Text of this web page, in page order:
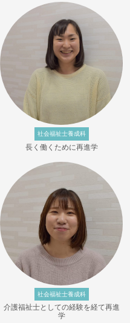
社会福祉士養成科
長く働くために再進学
社会福祉士養成科
介護福祉士としての経験を経て再進
学